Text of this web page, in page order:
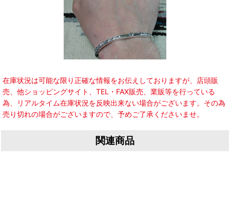
在庫状況は可能な限り正確な情報をお伝えしておりますが、店頭販
売、他ショッピングサイト、TEL・FAX販売、業販等を行っている
為、リアルタイム在庫状況を反映出来ない場合がございます。その為
売り切れの場合がございますので、予めご了承くださいませ。
関連商品